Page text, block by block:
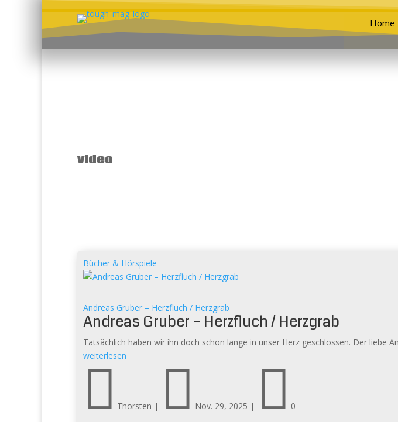
Home
video
Bücher & Hörspiele
Andreas Gruber – Herzfluch / Herzgrab
Andreas Gruber – Herzfluch / Herzgrab
Tatsächlich haben wir ihn doch schon lange in unser Herz geschlossen. Der liebe
weiterlesen
 Thorsten |  Nov. 29, 2025 |  0